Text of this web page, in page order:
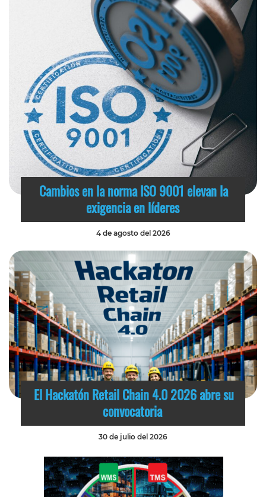
Cambios en la norma ISO 9001 elevan la
exigencia en líderes
4 de agosto del 2026
El Hackatón Retail Chain 4.0 2026 abre su
convocatoria
30 de julio del 2026